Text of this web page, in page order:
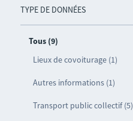
TYPE DE DONNÉES
Tous (9)
Lieux de covoiturage (1)
Autres informations (1)
Transport public collectif (5)